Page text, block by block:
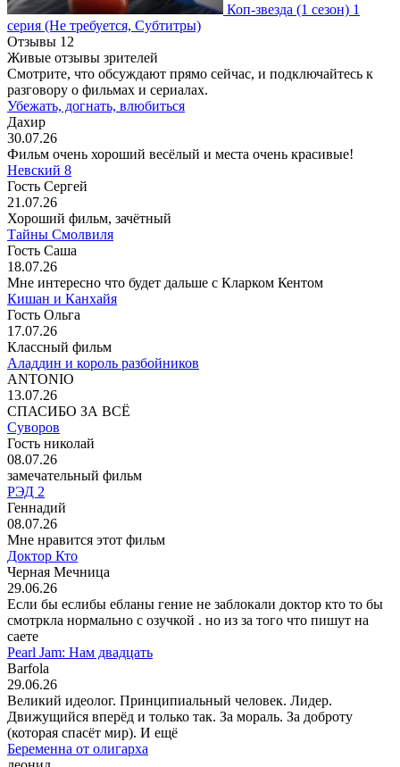
Коп-звезда (1 сезон) 1
серия (Не требуется, Субтитры)
Отзывы 12
Живые отзывы зрителей
Смотрите, что обсуждают прямо сейчас, и подключайтесь к
разговору о фильмах и сериалах.
Убежать, догнать, влюбиться
Дахир
30.07.26
Фильм очень хороший весёлый и места очень красивые!
Невский 8
Гость Сергей
21.07.26
Хороший фильм, зачётный
Тайны Смолвиля
Гость Саша
18.07.26
Мне интересно что будет дальше с Кларком Кентом
Кишан и Канхайя
Гость Ольга
17.07.26
Классный фильм
Аладдин и король разбойников
ANTONIO
13.07.26
СПАСИБО ЗА ВСЁ
Суворов
Гость николай
08.07.26
замечательный фильм
РЭД 2
Геннадий
08.07.26
Мне нравится этот фильм
Доктор Кто
Черная Мечница
29.06.26
Если бы еслибы ебланы гение не заблокали доктор кто то бы
смотркла нормально с озучкой . но из за того что пишут на
саете
Pearl Jam: Нам двадцать
Barfola
29.06.26
Великий идеолог. Принципиальный человек. Лидер.
Движущийся вперёд и только так. За мораль. За доброту
(которая спасёт мир). И ещё
Беременна от олигарха